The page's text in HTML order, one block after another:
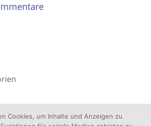
Cookies, um Inhalte und Anzeigen zu